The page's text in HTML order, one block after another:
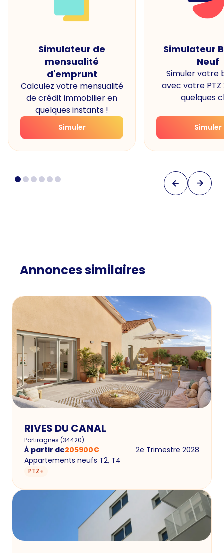
Simulateur de
mensualité
d'emprunt
Calculez votre mensualité
de crédit immobilier en
quelques instants !
Simuler
Simulateur
Neuf
Simuler votre
avec votre PTZ
quelques
Simuler
Annonces similaires
RIVES DU CANAL
Portiragnes (34420)
À partir de205900€
2e Trimestre 2028
Appartements neufs T2, T4
PTZ+